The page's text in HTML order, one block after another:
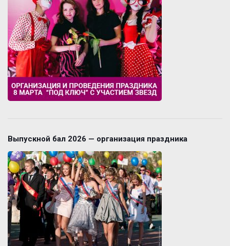
Выпускной бал 2026 — организация праздника